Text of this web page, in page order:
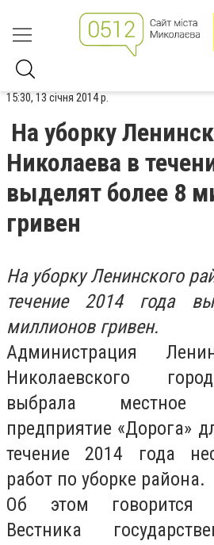
15:30, 13 січня 2014 р.
На уборку
Николаева в
выделят более 8
гривен
На уборку Ленинского
течение 2014 года
миллионов гривен.
Администрация
Николаевского
выбрала местное
предприятие «Дорога»
течение 2014 года
работ по уборке района.
Об этом говорится
Вестника